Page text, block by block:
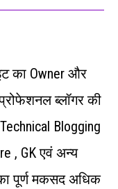
का Owner और
ब्लॉगर की
Blogging
, GK एवं अन्‍य
पूर्ण मकसद अधिक